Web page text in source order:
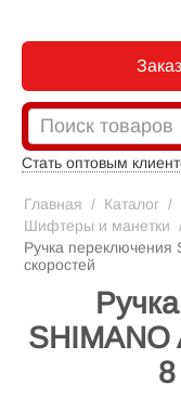
Стать оптовым
Главная / Каталог /
Шифтеры и манетки
Ручка переключения
скоростей
SHIMANO